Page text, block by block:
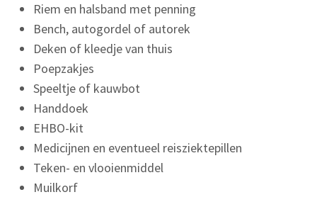
Riem en halsband met penning
Bench, autogordel of autorek
Deken of kleedje van thuis
Poepzakjes
Speeltje of kauwbot
Handdoek
EHBO-kit
Medicijnen en eventueel reisziektepillen
Teken- en vlooienmiddel
Muilkorf